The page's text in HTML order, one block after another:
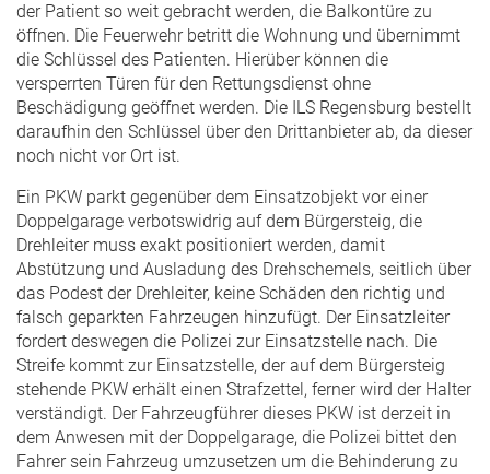
der Patient so weit gebracht werden, die Balkontüre zu
öffnen. Die Feuerwehr betritt die Wohnung und übernimmt
die Schlüssel des Patienten. Hierüber können die
versperrten Türen für den Rettungsdienst ohne
Beschädigung geöffnet werden. Die ILS Regensburg bestellt
daraufhin den Schlüssel über den Drittanbieter ab, da dieser
noch nicht vor Ort ist.
Ein PKW parkt gegenüber dem Einsatzobjekt vor einer
Doppelgarage verbotswidrig auf dem Bürgersteig, die
Drehleiter muss exakt positioniert werden, damit
Abstützung und Ausladung des Drehschemels, seitlich über
das Podest der Drehleiter, keine Schäden den richtig und
falsch geparkten Fahrzeugen hinzufügt. Der Einsatzleiter
fordert deswegen die Polizei zur Einsatzstelle nach. Die
Streife kommt zur Einsatzstelle, der auf dem Bürgersteig
stehende PKW erhält einen Strafzettel, ferner wird der Halter
verständigt. Der Fahrzeugführer dieses PKW ist derzeit in
dem Anwesen mit der Doppelgarage, die Polizei bittet den
Fahrer sein Fahrzeug umzusetzen um die Behinderung zu